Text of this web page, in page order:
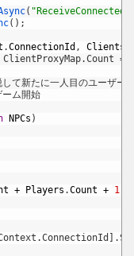
( "ReceiveConnected"
( ) ;
.ConnectionId , Clients
ClientProxyMap.Count
一人目のユーザーが
開始
NPCs )
+ Players .Count + 1